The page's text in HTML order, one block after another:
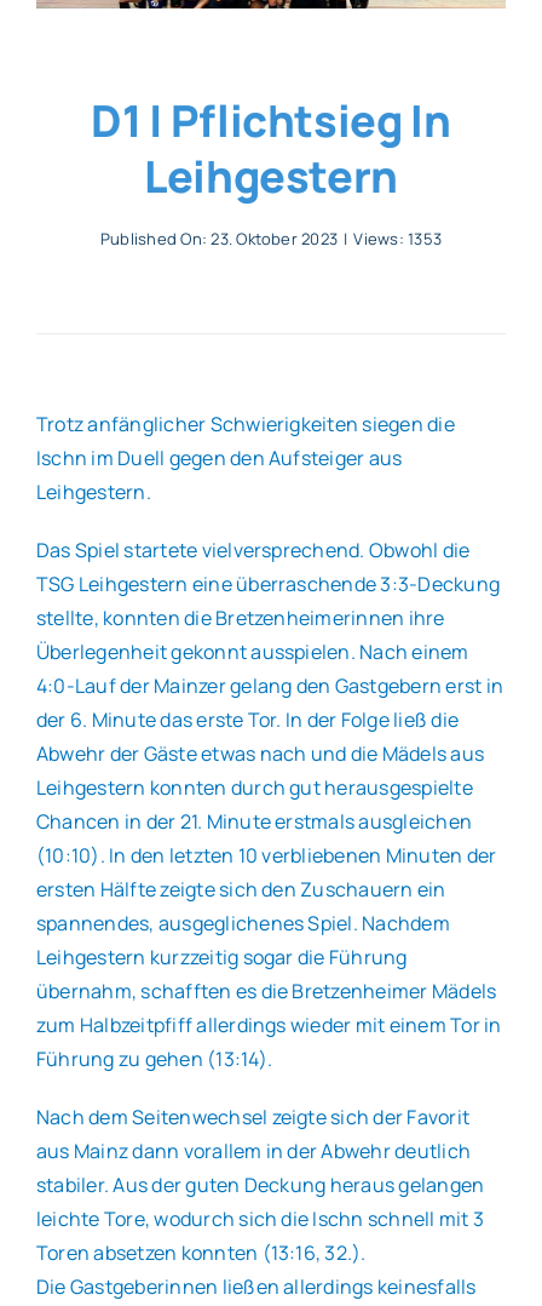
PartnerD1 | Pflichtsieg In
Leihgestern
Published On: 23. Oktober 2023 | Views: 1353
Trotz anfänglicher Schwierigkeiten siegen die
Ischn im Duell gegen den Aufsteiger aus
Leihgestern.
Das Spiel startete vielversprechend. Obwohl die
TSG Leihgestern eine überraschende 3:3-Deckung
stellte, konnten die Bretzenheimerinnen ihre
Überlegenheit gekonnt ausspielen. Nach einem
4:0-Lauf der Mainzer gelang den Gastgebern erst in
der 6. Minute das erste Tor. In der Folge ließ die
Abwehr der Gäste etwas nach und die Mädels aus
Leihgestern konnten durch gut herausgespielte
Chancen in der 21. Minute erstmals ausgleichen
(10:10). In den letzten 10 verbliebenen Minuten der
ersten Hälfte zeigte sich den Zuschauern ein
spannendes, ausgeglichenes Spiel. Nachdem
Leihgestern kurzzeitig sogar die Führung
übernahm, schafften es die Bretzenheimer Mädels
zum Halbzeitpfiff allerdings wieder mit einem Tor in
Führung zu gehen (13:14).
Nach dem Seitenwechsel zeigte sich der Favorit
aus Mainz dann vorallem in der Abwehr deutlich
stabiler. Aus der guten Deckung heraus gelangen
leichte Tore, wodurch sich die Ischn schnell mit 3
Toren absetzen konnten (13:16, 32.).
Die Gastgeberinnen ließen allerdings keinesfalls